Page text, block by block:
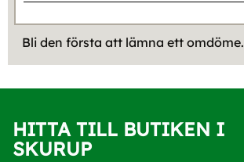
Bli den första att lämna ett omdöme.
HITTA TILL BUTIKEN I
SKURUP